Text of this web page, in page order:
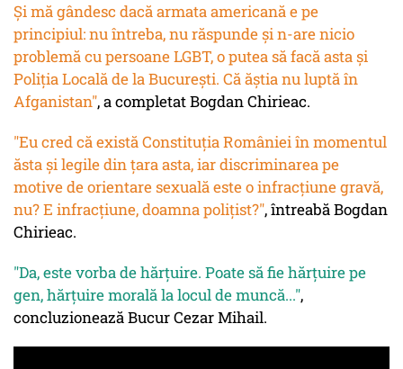
Și mă gândesc dacă armata americană e pe
principiul:nu întreba, nu răspundeși n-are nicio
problemă cu persoane LGBT, o putea să facă asta și
Poliția Locală de la București. Că ăștia nu luptă în
Afganistan", a completat Bogdan Chirieac.
"Eu cred că există Constituția României în momentul
ăsta și legile din țara asta, iar discriminarea pe
motive de orientare sexuală este o infracțiune gravă,
nu? E infracțiune, doamna polițist?", întreabă Bogdan
Chirieac.
"Da, este vorba de hărțuire. Poate să fie hărțuire pe
gen, hărțuire morală la locul de muncă...",
concluzionează Bucur Cezar Mihail.